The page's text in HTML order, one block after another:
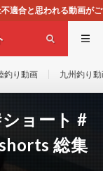
ら、下記お問合せ
釣り動画 九州釣り
ョート #
総集